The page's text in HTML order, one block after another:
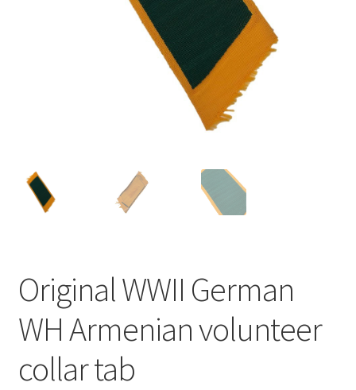
Original WWII German
WH Armenian volunteer
collar tab